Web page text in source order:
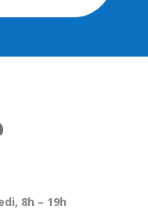
8h – 19h